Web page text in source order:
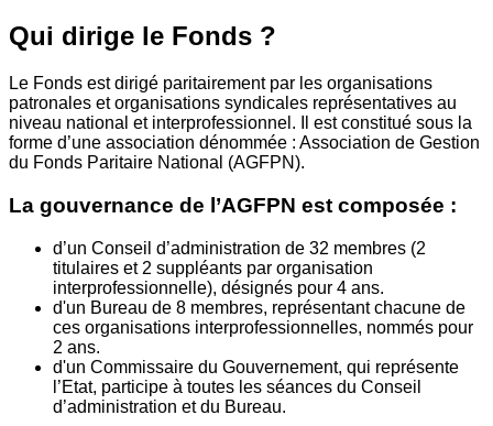
Qui dirige le Fonds ?
Le Fonds est dirigé paritairement par les organisations
patronales et organisations syndicales représentatives au
niveau national et interprofessionnel. Il est constitué sous la
forme d’une association dénommée : Association de Gestion
du Fonds Paritaire National (AGFPN).
La gouvernance de l’AGFPN est composée :
d’un Conseil d’administration de 32 membres (2
titulaires et 2 suppléants par organisation
interprofessionnelle), désignés pour 4 ans.
d'un Bureau de 8 membres, représentant chacune de
ces organisations interprofessionnelles, nommés pour
2 ans.
d'un Commissaire du Gouvernement, qui représente
l’Etat, participe à toutes les séances du Conseil
d’administration et du Bureau.